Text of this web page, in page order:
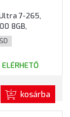
7-265,
8GB,
számítógép 3
ELÉRHETŐ
kosárba